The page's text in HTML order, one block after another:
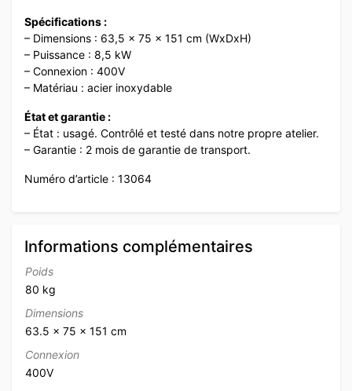
Spécifications :
– Dimensions : 63,5 x 75 x 151 cm (WxDxH)
– Puissance : 8,5 kW
– Connexion : 400V
– Matériau : acier inoxydable
État et garantie :
– État : usagé. Contrôlé et testé dans notre propre atelier.
– Garantie : 2 mois de garantie de transport.
Numéro d’article : 13064
Informations complémentaires
Poids
80 kg
Dimensions
63.5 × 75 × 151 cm
Connexion
400V